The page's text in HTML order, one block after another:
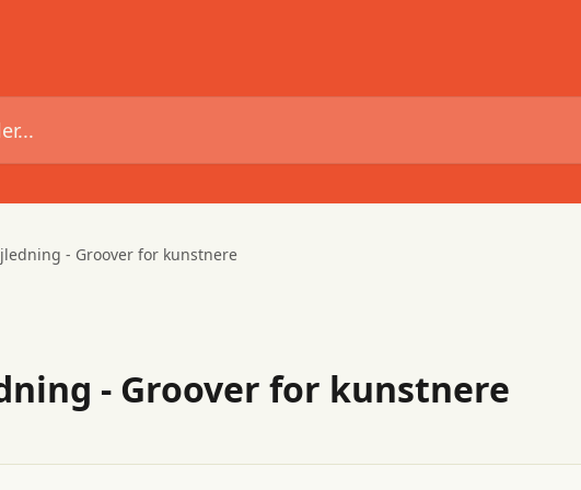
- Groover for kunstnere
- Groover for kunstnere